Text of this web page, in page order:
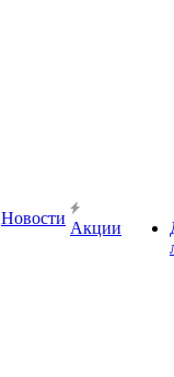
Новости
Акции